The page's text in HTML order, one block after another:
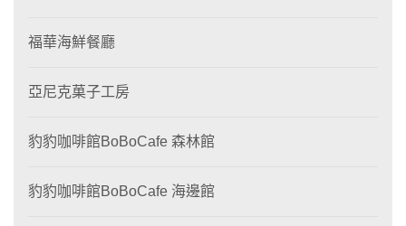
福華海鮮餐廳
亞尼克菓子工房
豹豹咖啡館BoBoCafe 森林館
豹豹咖啡館BoBoCafe 海邊館